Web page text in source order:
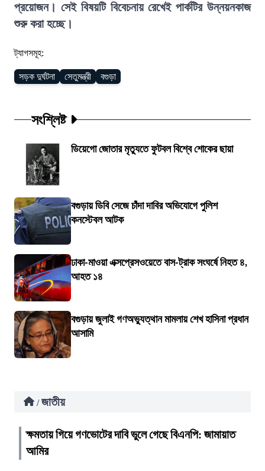
প্রয়োজন। সেই বিষয়টি বিবেচনায় রেখেই পার্কটির উন্নয়নকাজ
শুরু করা হচ্ছে।
ট্যাগসমূহ:
সড়ক দুর্ঘটনা সেতুমন্ত্রী বগুড়া
সংশ্লিষ্ট
ডিয়েগো জোতার মৃত্যুতে ফুটবল বিশ্বে শোকের ছায়া
বগুড়ায় ডিবি সেজে চাঁদা দাবির অভিযোগে পুলিশ
কনস্টেবল আটক
ঢাকা-মাওয়া এক্সপ্রেসওয়েতে বাস-ট্রাক সংঘর্ষে নিহত ৪,
আহত ১৪
বগুড়ায় জুলাই গণঅভ্যুত্থান মামলায় শেখ হাসিনা প্রধান
আসামি
/ জাতীয়
ক্ষমতায় গিয়ে গণভোটের দাবি ভুলে গেছে বিএনপি: জামায়াত
আমির